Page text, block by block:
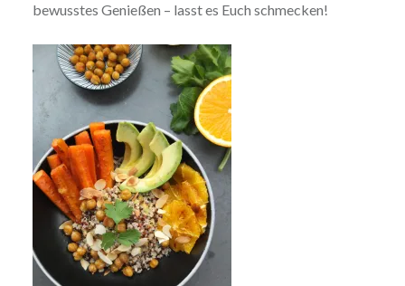
bewusstes Genießen – lasst es Euch schmecken!